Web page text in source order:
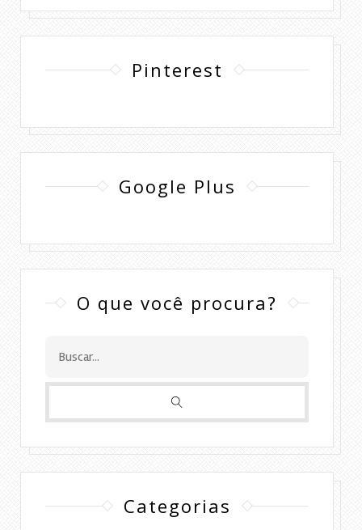
Pinterest
Google Plus
O que você procura?
Categorias